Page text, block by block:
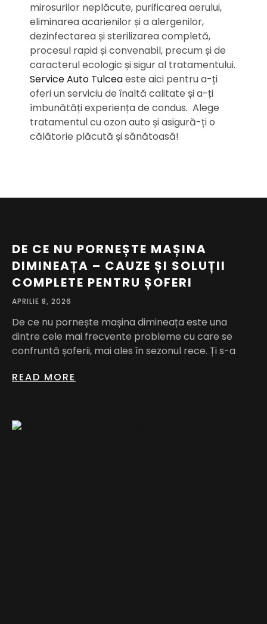
mirosurilor neplăcute, purificarea aerului,
eliminarea acarienilor și a alergenilor,
dezinfectarea și sterilizarea completă,
procesul rapid și convenabil, precum și de
caracterul ecologic și sigur al tratamentului.
Service Auto Tulceaeste aici pentru a-ți
oferi un serviciu de înaltă calitate și a-ți
îmbunătăți experiența de condus. Alege
tratamentul cu ozon auto și asigură-ți o
călătorie plăcută și sănătoasă!
DE CE NU PORNEȘTE MAȘINA
DIMINEAȚA – CAUZE ȘI SOLUȚII
COMPLETE PENTRU ȘOFERI
APRILIE 8, 2026
De ce nu pornește mașina dimineața este una
dintre cele mai frecvente probleme cu care se
confruntă șoferii, mai ales în sezonul rece. Ți s-a
READ MORE